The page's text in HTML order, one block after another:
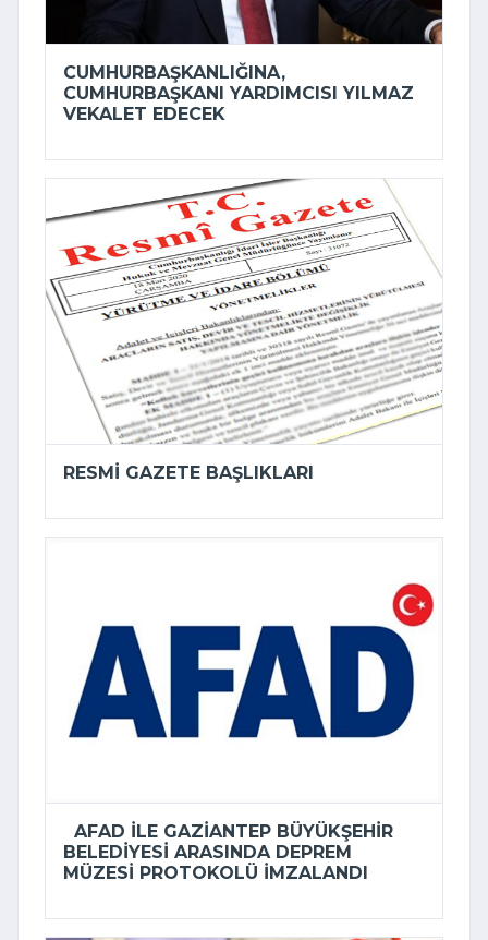
CUMHURBAŞKANLIĞINA,
CUMHURBAŞKANI YARDIMCISI YILMAZ
VEKALET EDECEK
RESMI GAZETE BAŞLIKLARI
AFAD ILE GAZIANTEP BÜYÜKŞEHIR
BELEDIYESI ARASINDA DEPREM
MÜZESI PROTOKOLÜ IMZALANDI